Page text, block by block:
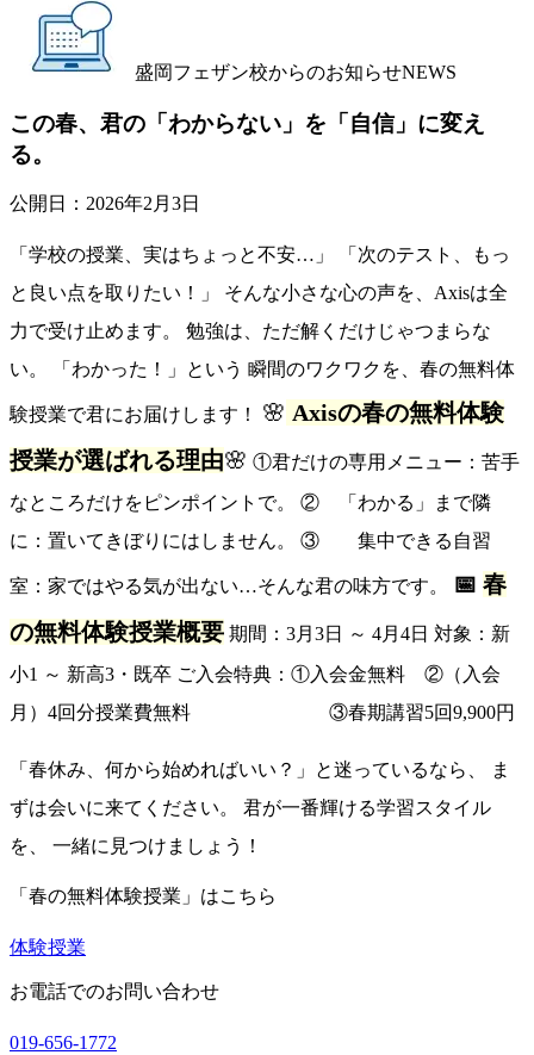
盛岡フェザン校からのお知らせNEWS
この春、君の「わからない」を「自信」に変え
る。
公開日： 2026年2月3日
「学校の授業、実はちょっと不安…」 「次のテスト、もっ
と良い点を取りたい！」 そんな小さな心の声を、Axisは全
力で受け止めます。 勉強は、ただ解くだけじゃつまらな
い。 「わかった！」という 瞬間のワクワクを、春の無料体
験授業で君にお届けします！ 🌸 Axisの春の無料体験
授業が選ばれる理由🌸 ①君だけの専用メニュー：苦手
なところだけをピンポイントで。 ② 「わかる」まで隣
に：置いてきぼりにはしません。 ③ 集中できる自習
室：家ではやる気が出ない…そんな君の味方です。 📅 春
の無料体験授業概要 期間：3月3日 ～ 4月4日 対象：新
小1 ～ 新高3・既卒 ご入会特典：①入会金無料 ②（入会
月）4回分授業費無料 ③春期講習5回9,900円
「春休み、何から始めればいい？」と迷っているなら、 ま
ずは会いに来てください。 君が一番輝ける学習スタイル
を、 一緒に見つけましょう！
「春の無料体験授業」はこちら
体験授業
お電話でのお問い合わせ
019-656-1772